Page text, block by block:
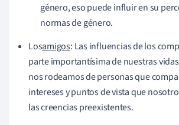
género, eso puede influir en su
normas de género.
Losamigos: Las influencias de los
parte importantísima de nuestras
nos rodeamos de personas que
intereses y puntos de vista que
las creencias preexistentes.